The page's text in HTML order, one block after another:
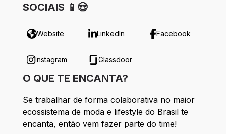
SOCIAIS 📱😍
Website LinkedIn Facebook
Instagram Glassdoor
O QUE TE ENCANTA?
Se trabalhar de forma colaborativa no maior
ecossistema de moda e lifestyle do Brasil te
encanta, então vem fazer parte do time!